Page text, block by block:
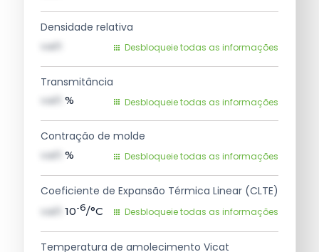
Densidade relativa
val1 Desbloqueie todas as informações
Transmitância
val1 % Desbloqueie todas as informações
Contração de molde
val1 % Desbloqueie todas as informações
Coeficiente de Expansão Térmica Linear (CLTE)
val1 10-6/°C Desbloqueie todas as informações
Temperatura de amolecimento Vicat